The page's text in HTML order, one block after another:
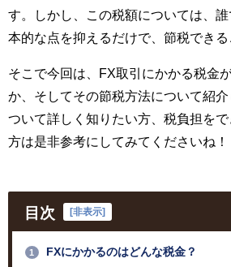
す。しかし、この税額については、
本的な点を抑えるだけで、節税できる
そこで今回は、FX取引にかかる税金
か、そしてその節税方法について紹
ついて詳しく知りたい方、税負担を
方は是非参考にしてみてくださいね！
目次 [非表示]
1 FXにかかるのはどんな税金？